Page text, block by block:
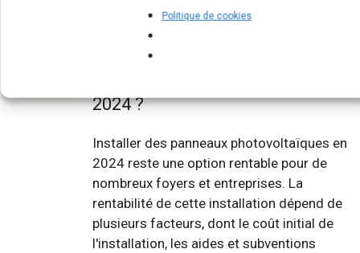
Politique de cookies
Est-ce rentable d'installer des
2024 ?
Installer des panneaux photovoltaïques en
2024 reste une option rentable pour de
nombreux foyers et entreprises. La
rentabilité de cette installation dépend de
plusieurs facteurs, dont le coût initial de
l'installation, les aides et subventions